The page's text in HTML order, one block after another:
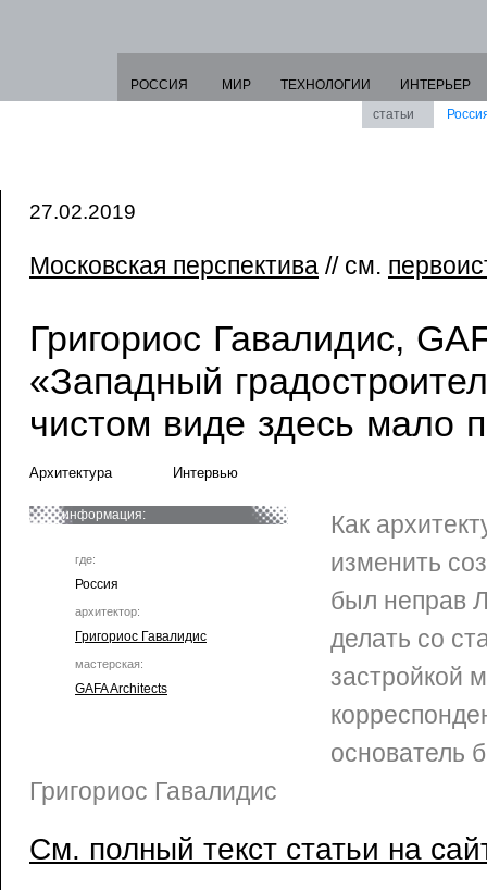
РОССИЯ МИР ТЕХНОЛОГИИ
ИНТЕРЬЕР
статьи
27.02.2019
Московская перспектива // см.
Григориос Гавалидис,
«Западный
чистом виде здесь мало
Архитектура Интервью
информация:
где:
Россия
архитектор:
Григориос Гавалидис
мастерская:
GAFA Architects
Как
изменить
был неправ
делать со
застройкой
основатель
Григориос Гавалидис
См. полный текст статьи на